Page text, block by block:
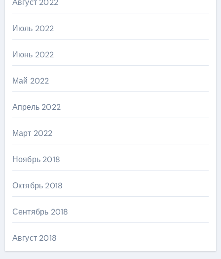
Август 2022
Июль 2022
Июнь 2022
Май 2022
Апрель 2022
Март 2022
Ноябрь 2018
Октябрь 2018
Сентябрь 2018
Август 2018